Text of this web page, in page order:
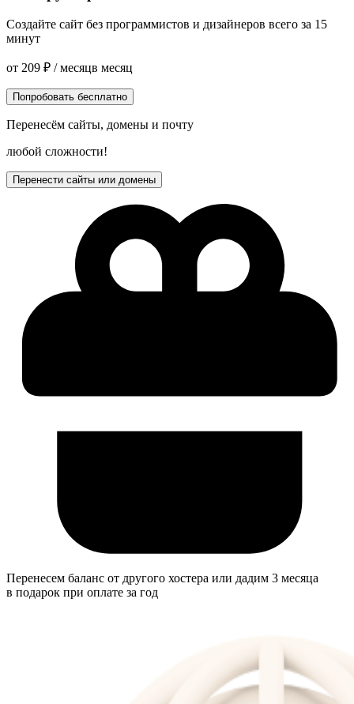
Создайте сайт без программистов и дизайнеров всего за 15
минут
от 209 ₽ / месяцв месяц
Попробовать бесплатно
Перенесём сайты, домены и почту
любой сложности!
Перенести сайты или домены
Перенесем баланс от другого хостера или дадим 3 месяца
в подарок при оплате за год